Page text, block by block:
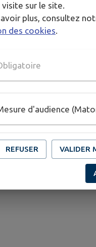
Fauconnet 25560
visite sur le site.
plus, consultez
des cookies.
d'audience
REFUSER VALIDER